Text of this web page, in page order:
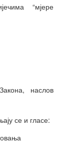
“мјере
наслов
се и гласе: